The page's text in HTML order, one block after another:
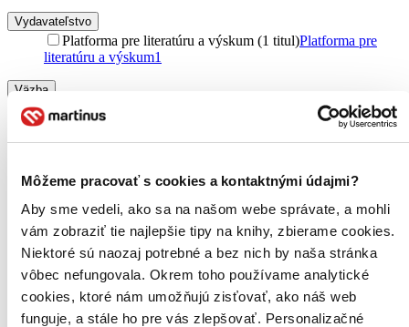
Môžeme pracovať s cookies a kontaktnými údajmi?
Aby sme vedeli, ako sa na našom webe správate, a mohli
vám zobraziť tie najlepšie tipy na knihy, zbierame cookies.
Niektoré sú naozaj potrebné a bez nich by naša stránka
vôbec nefungovala. Okrem toho používame analytické
cookies, ktoré nám umožňujú zisťovať, ako náš web
funguje, a stále ho pre vás zlepšovať. Personalizačné
Vydavateľstvo
Platforma pre literatúru a výskum (1 titul)Platforma pre
literatúru a výskum1
Väzba
brožovaná väzba (1 titul)
Zúžiť výber
Zoradiť
Bestsellery
Top hodnotené
Novinky
Najdrahšie